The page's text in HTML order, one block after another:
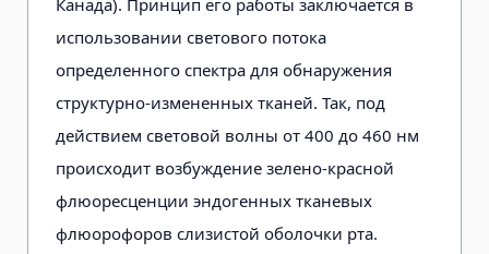
Канада). Принцип его работы заключается в
использовании светового потока
определенного спектра для обнаружения
структурно-измененных тканей. Так, под
действием световой волны от 400 до 460 нм
происходит возбуждение зелено-красной
флюоресценции эндогенных тканевых
флюорофоров слизистой оболочки рта.